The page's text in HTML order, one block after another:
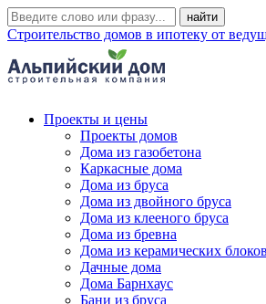
Строительство домов в ипотеку от
Проекты и цены
Проекты домов
Дома из газобетона
Каркасные дома
Дома из бруса
Дома из двойного бруса
Дома из клееного бруса
Дома из бревна
Дома из керамических блоков
Дачные дома
Дома Барнхаус
Бани из бруса